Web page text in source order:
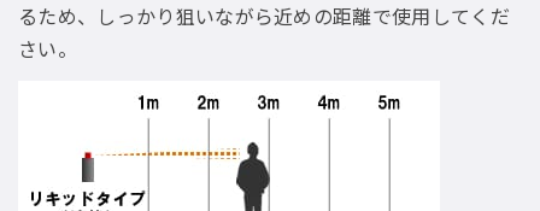
るため、しっかり狙いながら近めの距離で使用してくだ
さい。